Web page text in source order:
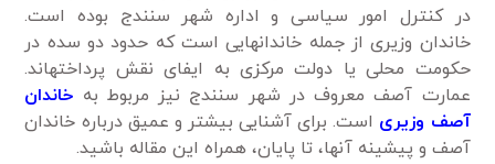
در کنترل امور سیاسی و اداره شهر سنندج بوده است.
خاندان وزیری از جمله خاندان­هایی است که حدود دو سده در
حکومت محلی یا دولت مرکزی به ایفای نقش پرداخته­اند.
عمارت آصف معروف در شهر سنندج نیز مربوط به خاندان
آصف وزیری است. برای آشنایی بیش­تر و عمیق درباره خاندان
آصف و پیشینه آن­ها، تا پایان، همراه این مقاله باشید.